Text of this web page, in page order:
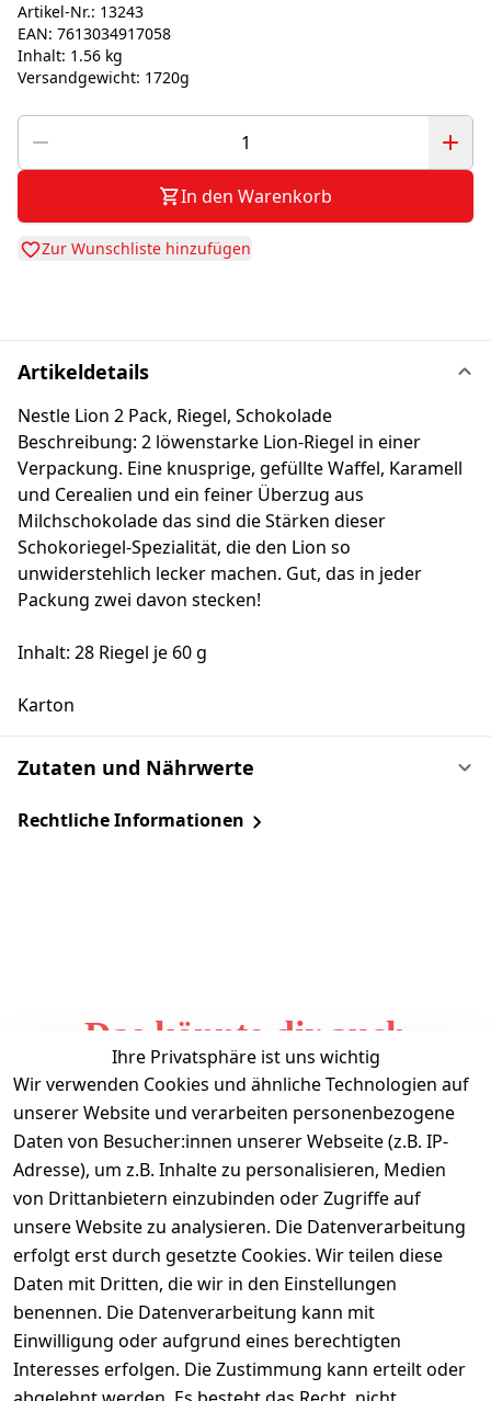
Artikel-Nr.: 13243
EAN: 7613034917058
Inhalt: 1.56 kg
Versandgewicht: 1720g
In den Warenkorb
Zur Wunschliste hinzufügen
Artikeldetails
Nestle Lion 2 Pack, Riegel, Schokolade
Beschreibung: 2 löwenstarke Lion-Riegel in einer
Verpackung. Eine knusprige, gefüllte Waffel, Karamell
und Cerealien und ein feiner Überzug aus
Milchschokolade das sind die Stärken dieser
Schokoriegel-Spezialität, die den Lion so
unwiderstehlich lecker machen. Gut, das in jeder
Packung zwei davon stecken!
Inhalt: 28 Riegel je 60 g
Karton
Zutaten und Nährwerte
Rechtliche Informationen
Das könnte dir auch
gefallen
Ihre Privatsphäre ist uns wichtig
Wir verwenden Cookies und ähnliche Technologien auf
unserer Website und verarbeiten personenbezogene
Daten von Besucher:innen unserer Webseite (z.B. IP-
Adresse), um z.B. Inhalte zu personalisieren, Medien
von Drittanbietern einzubinden oder Zugriffe auf
unsere Website zu analysieren. Die Datenverarbeitung
erfolgt erst durch gesetzte Cookies. Wir teilen diese
Daten mit Dritten, die wir in den Einstellungen
benennen. Die Datenverarbeitung kann mit
Einwilligung oder aufgrund eines berechtigten
Interesses erfolgen. Die Zustimmung kann erteilt oder
Informationen
Mein Konto